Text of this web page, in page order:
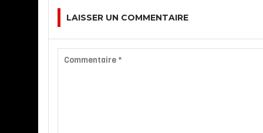
LAISSER UN COMMENTAIRE